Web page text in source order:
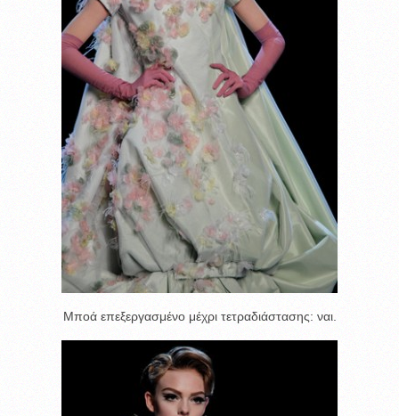
Μποά επεξεργασμένο μέχρι τετραδιάστασης: ναι.